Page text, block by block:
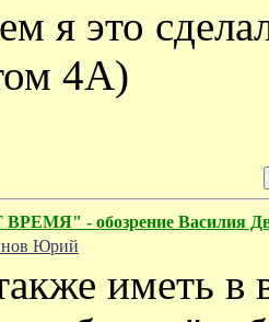
я это
4А)
- обозрение Василия
Юрий
иметь в